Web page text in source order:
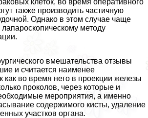
также производить частичную
Однако в этом случае чаще
лапароскопическому методу
вмешательства отзывы
и считается наименее
как во время него в проекции железы
проколов, через которые и
мероприятия, а именно
содержимого кисты, удаление
участков органа.